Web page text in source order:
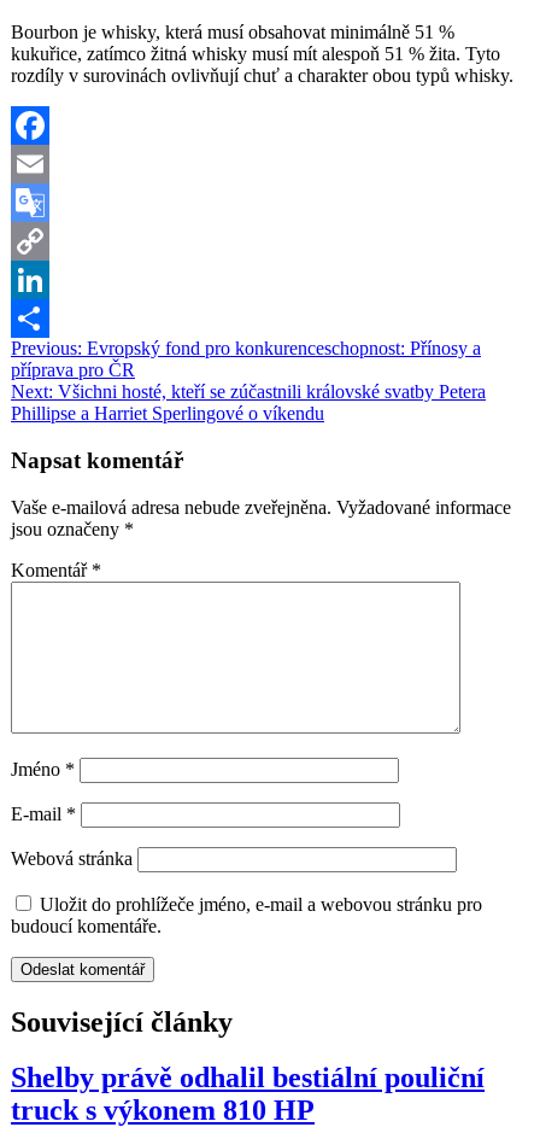
Bourbon je whisky, která musí obsahovat minimálně 51 %
kukuřice, zatímco žitná whisky musí mít alespoň 51 % žita. Tyto
rozdíly v surovinách ovlivňují chuť a charakter obou typů whisky.
Facebook
Email
Google
Translate
Copy
Link
LinkedIn
Share
Navigace
pro
příspěvek
Previous: Evropský fond pro konkurenceschopnost: Přínosy a
příprava pro ČR
Next: Všichni hosté, kteří se zúčastnili královské svatby Petera
Phillipse a Harriet Sperlingové o víkendu
Napsat komentář
Vaše e-mailová adresa nebude zveřejněna. Vyžadované informace
jsou označeny *
Komentář *
Jméno *
E-mail *
Webová stránka
Uložit do prohlížeče jméno, e-mail a webovou stránku pro
budoucí komentáře.
Související články
Shelby právě odhalil bestiální pouliční
truck s výkonem 810 HP